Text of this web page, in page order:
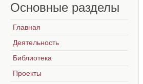
Основные разделы
Главная
Деятельность
Библиотека
Проекты